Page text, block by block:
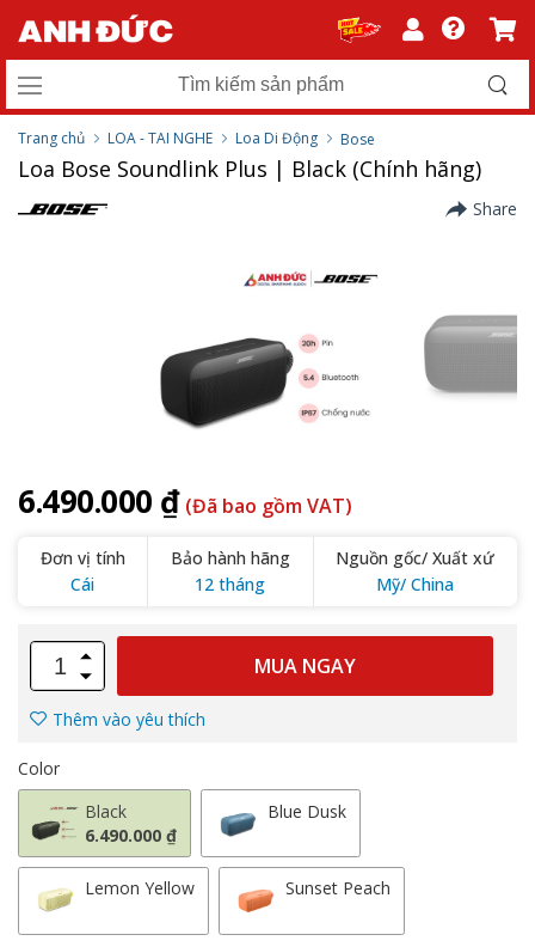
Trang chủ LOA - TAI NGHE Loa Di Động Bose
Loa Bose Soundlink Plus | Black (Chính hãng)
Share
6.490.000 ₫ (Đã bao gồm VAT)
Đơn vị tính
Cái
Bảo hành hãng
12 tháng
Nguồn gốc/ Xuất xứ
Mỹ/ China
MUA NGAY
Thêm vào yêu thích
Color
Black
6.490.000 ₫
Blue Dusk
Lemon Yellow Sunset Peach